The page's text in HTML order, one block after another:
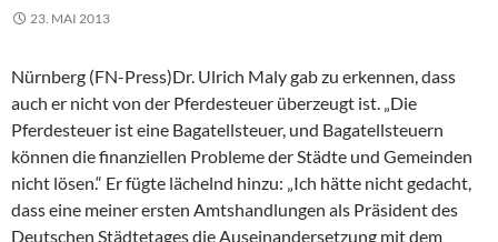
23. MAI 2013
Nürnberg (FN-Press)Dr. Ulrich Maly gab zu erkennen, dass
auch er nicht von der Pferdesteuer überzeugt ist. „Die
Pferdesteuer ist eine Bagatellsteuer, und Bagatellsteuern
können die finanziellen Probleme der Städte und Gemeinden
nicht lösen.“ Er fügte lächelnd hinzu: „Ich hätte nicht gedacht,
dass eine meiner ersten Amtshandlungen als Präsident des
Deutschen Städtetages die Auseinandersetzung mit dem